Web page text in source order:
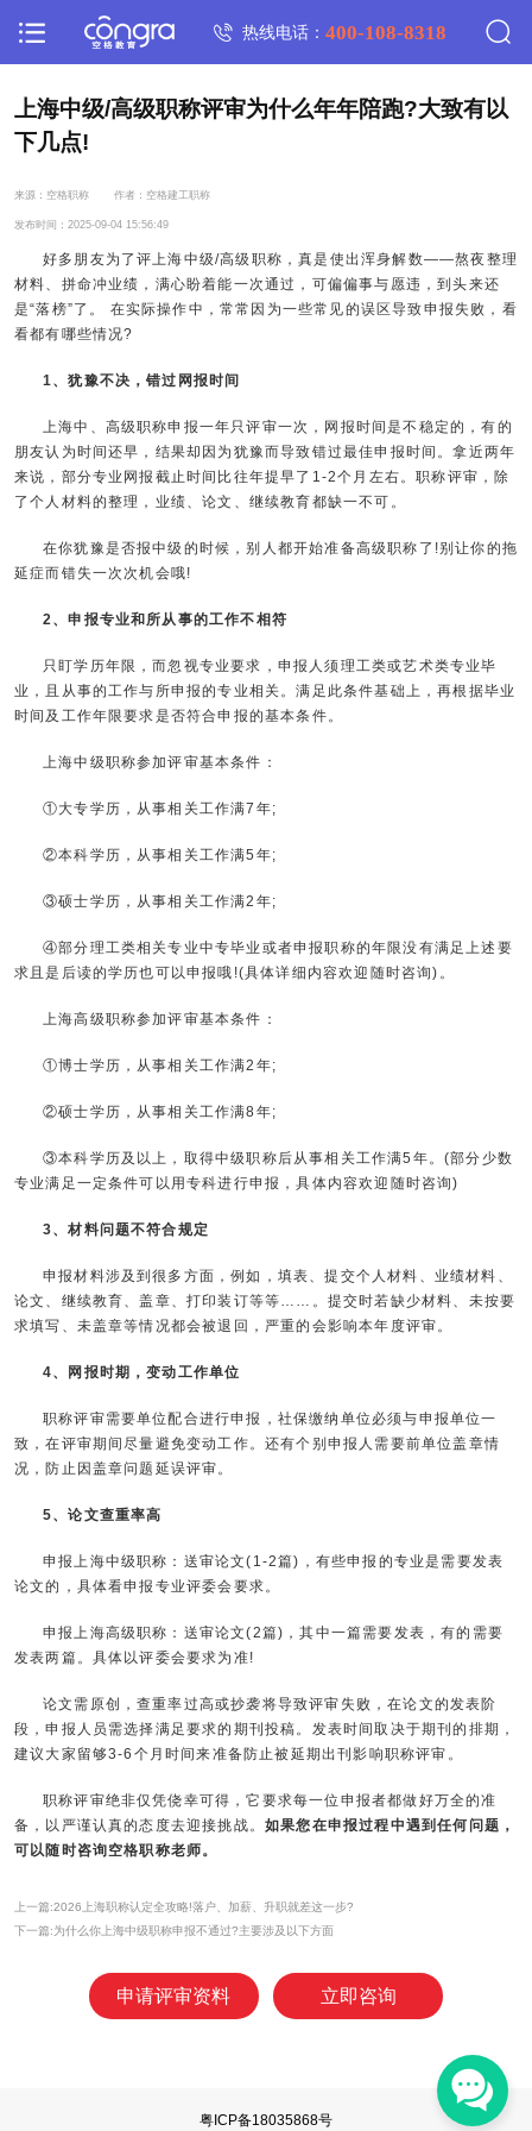
热线电话：400-108-8318
上海中级/高级职称评审为什么年年陪跑?大致有以
下几点!
来源：空格职称 作者：空格建工职称
发布时间：2025-09-04 15:56:49
好多朋友为了评上海中级/高级职称，真是使出浑身解数——熬夜整理
材料、拼命冲业绩，满心盼着能一次通过，可偏偏事与愿违，到头来还
是“落榜”了。 在实际操作中，常常因为一些常见的误区导致申报失败，看
看都有哪些情况?
1、犹豫不决，错过网报时间
上海中、高级职称申报一年只评审一次，网报时间是不稳定的，有的
朋友认为时间还早，结果却因为犹豫而导致错过最佳申报时间。拿近两年
来说，部分专业网报截止时间比往年提早了1-2个月左右。职称评审，除
了个人材料的整理，业绩、论文、继续教育都缺一不可。
在你犹豫是否报中级的时候，别人都开始准备高级职称了!别让你的拖
延症而错失一次次机会哦!
2、申报专业和所从事的工作不相符
只盯学历年限，而忽视专业要求，申报人须理工类或艺术类专业毕
业，且从事的工作与所申报的专业相关。满足此条件基础上，再根据毕业
时间及工作年限要求是否符合申报的基本条件。
上海中级职称参加评审基本条件：
①大专学历，从事相关工作满7年;
②本科学历，从事相关工作满5年;
③硕士学历，从事相关工作满2年;
④部分理工类相关专业中专毕业或者申报职称的年限没有满足上述要
求且是后读的学历也可以申报哦!(具体详细内容欢迎随时咨询)。
上海高级职称参加评审基本条件：
①博士学历，从事相关工作满2年;
②硕士学历，从事相关工作满8年;
③本科学历及以上，取得中级职称后从事相关工作满5年。(部分少数
专业满足一定条件可以用专科进行申报，具体内容欢迎随时咨询)
3、材料问题不符合规定
申报材料涉及到很多方面，例如，填表、提交个人材料、业绩材料、
论文、继续教育、盖章、打印装订等等……。提交时若缺少材料、未按要
求填写、未盖章等情况都会被退回，严重的会影响本年度评审。
4、网报时期，变动工作单位
职称评审需要单位配合进行申报，社保缴纳单位必须与申报单位一
致，在评审期间尽量避免变动工作。还有个别申报人需要前单位盖章情
况，防止因盖章问题延误评审。
5、论文查重率高
申报上海中级职称：送审论文(1-2篇)，有些申报的专业是需要发表
论文的，具体看申报专业评委会要求。
申报上海高级职称：送审论文(2篇)，其中一篇需要发表，有的需要
发表两篇。具体以评委会要求为准!
论文需原创，查重率过高或抄袭将导致评审失败，在论文的发表阶
段，申报人员需选择满足要求的期刊投稿。发表时间取决于期刊的排期，
建议大家留够3-6个月时间来准备防止被延期出刊影响职称评审。
职称评审绝非仅凭侥幸可得，它要求每一位申报者都做好万全的准
备，以严谨认真的态度去迎接挑战。如果您在申报过程中遇到任何问题，
可以随时咨询空格职称老师。
上一篇:2026上海职称认定全攻略!落户、加薪、升职就差这一步?
下一篇:为什么你上海中级职称申报不通过?主要涉及以下方面
申请评审资料 立即咨询
粤ICP备18035868号